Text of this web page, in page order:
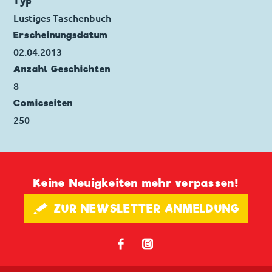
insonni
Erstveröffentlichung:
Seitenanzahl: 16
Lustiges Taschenbuch
Erscheinungs­datum
02.04.2013
Anzahl Geschichten
8
Comicseiten
250
Keine Neuigkeiten mehr verpassen!
🖋 ZUR NEWSLETTER ANMELDUNG
𝖿 📷